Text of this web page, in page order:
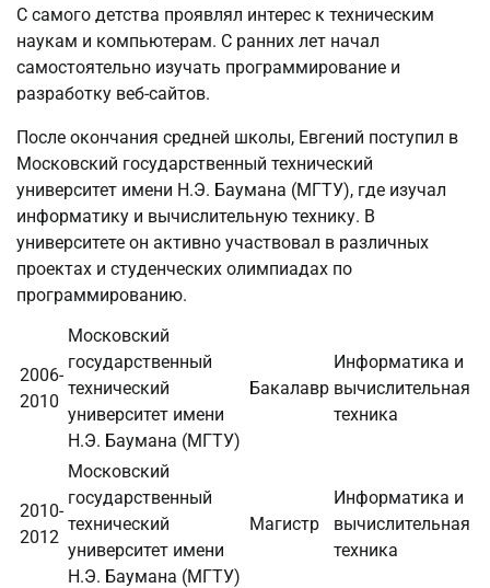
С самого детства проявлял интерес к техническим
наукам и компьютерам. С ранних лет начал
самостоятельно изучать программирование и
разработку веб-сайтов.
После окончания средней школы, Евгений поступил в
Московский государственный технический
университет имени Н.Э. Баумана (МГТУ), где изучал
информатику и вычислительную технику. В
университете он активно участвовал в различных
проектах и студенческих олимпиадах по
программированию.
2006-
2010
Московский
государственный
технический
университет имени
Н.Э. Баумана (МГТУ)
Бакалавр
Информатика и
вычислительная
техника
2010-
2012
Московский
государственный
технический
университет имени
Н.Э. Баумана (МГТУ)
Магистр
Информатика и
вычислительная
техника